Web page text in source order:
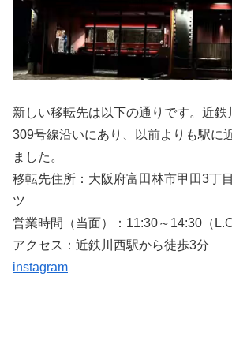
新しい移転先は以下の通りです。近鉄
309号線沿いにあり、以前よりも駅に
ました。
移転先住所：大阪府富田林市甲田3丁
ツ
営業時間（当面）：11:30～14:30（
アクセス：近鉄川西駅から徒歩3
instagram